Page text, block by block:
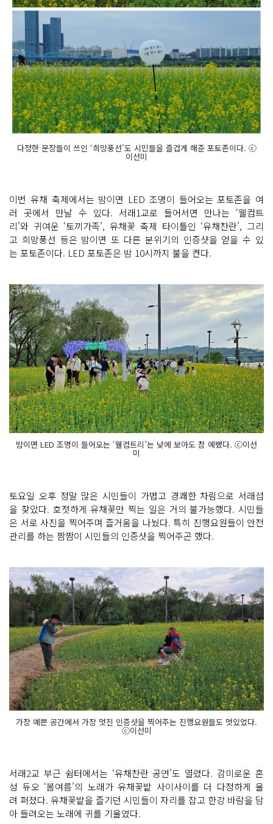
다정한 문장들이 쓰인 ‘희망풍선’도 시민들을 즐겁게 해준 포토존이다. ⓒ
이선미
이번 유채 축제에서는 밤이면 LED 조명이 들어오는 포토존을 여
러 곳에서 만날 수 있다. 서래1교로 들어서면 만나는 ‘웰컴트
리’와 귀여운 ‘토끼가족’, 유채꽃 축제 타이틀인 ‘유채찬란’, 그리
고 희망풍선 등은 밤이면 또 다른 분위기의 인증샷을 얻을 수 있
는 포토존이다. LED 포토존은 밤 10시까지 불을 켠다.
밤이면 LED 조명이 들어오는 ‘웰컴트리’는 낮에 보아도 참 예뻤다. ⓒ이선
미
토요일 오후 정말 많은 시민들이 가볍고 경쾌한 차림으로 서래섬
을 찾았다. 호젓하게 유채꽃만 찍는 일은 거의 불가능했다. 시민들
은 서로 사진을 찍어주며 즐거움을 나눴다. 특히 진행요원들이 안전
관리를 하는 짬짬이 시민들의 인증샷을 찍어주곤 했다.
가장 예쁜 공간에서 가장 멋진 인증샷을 찍어주는 진행요원들도 멋있었다.
ⓒ이선미
서래2교 부근 쉼터에서는 ‘유채찬란 공연’도 열렸다. 감미로운 혼
성 듀오 ‘봄여름’의 노래가 유채꽃밭 사이사이를 더 다정하게 울
려 퍼졌다. 유채꽃밭을 즐기던 시민들이 자리를 잡고 한강 바람을 담
아 들려오는 노래에 귀를 기울였다.